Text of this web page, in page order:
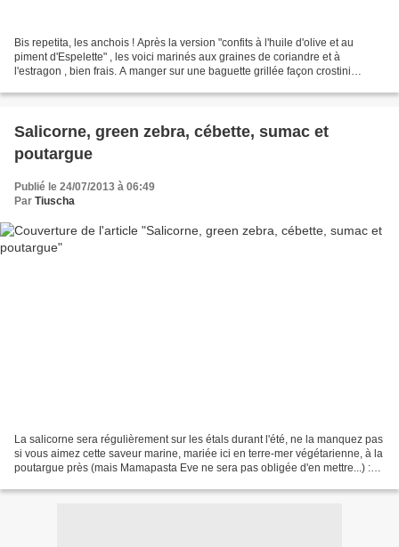
Bis repetita, les anchois ! Après la version "confits à l'huile d'olive et au
piment d'Espelette" , les voici marinés aux graines de coriandre et à
l'estragon , bien frais. A manger sur une baguette grillée façon crostini
Salicorne, green zebra, cébette, sumac et
poutargue
Publié le 24/07/2013 à 06:49
Par Tiuscha
La salicorne sera régulièrement sur les étals durant l'été, ne la manquez pas
si vous aimez cette saveur marine, mariée ici en terre-mer végétarienne, à la
poutargue près (mais Mamapasta Eve ne sera pas obligée d'en mettre...) :